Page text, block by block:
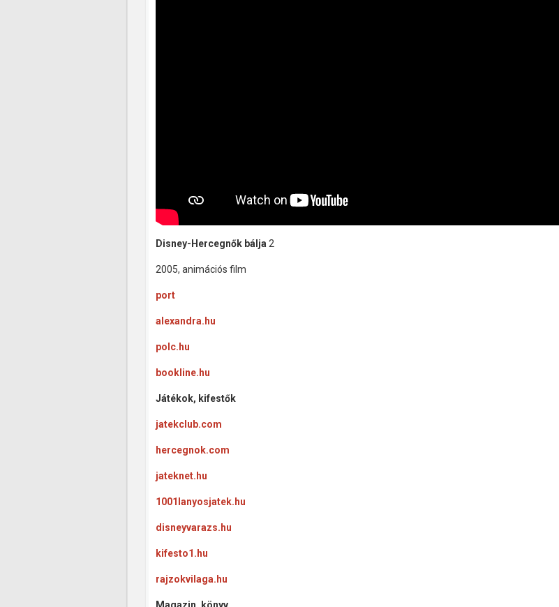
Disney-Hercegnők bálja 2
2005, animációs film
port
alexandra.hu
polc.hu
bookline.hu
Játékok, kifestők
jatekclub.com
hercegnok.com
jateknet.hu
1001lanyosjatek.hu
disneyvarazs.hu
kifesto1.hu
rajzokvilaga.hu